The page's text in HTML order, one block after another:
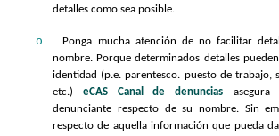
detalles como sea posible.
o
Ponga mucha atención de no facilitar
nombre. Porque determinados detalles
identidad (p.e. parentesco. puesto de trabajo,
etc.) eCAS Canal de denuncias
denunciante respecto de su nombre. Sin
respecto de aquella información que pueda